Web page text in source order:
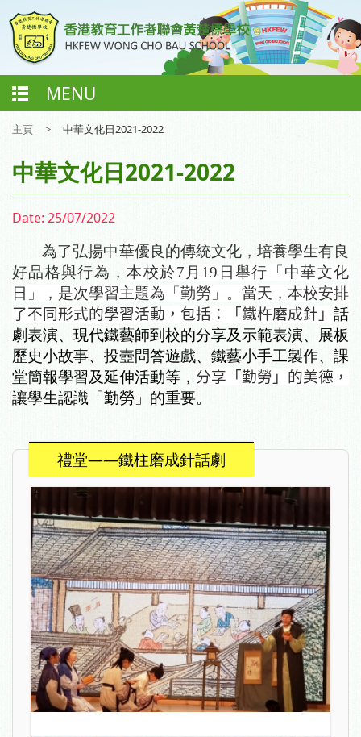
MENU
主頁 > 中華文化日2021-2022
中華文化日2021-2022
Date: 25/07/2022
為了弘揚中華優良的傳統文化， 培養學生有良
好品格與行為，本校於7 月 19 日舉行「中華文化
日」，是次學習主題為「勤勞」。當天，本校安排
了不同形式的學習活動，包括：「鐵杵磨成針」 話
劇表演、現代鐵藝師到校的分享及示範表演、展板
歷史小故事、投壺問答遊戲、鐵藝小手工製作、課
堂簡報學習及延伸活動等， 分享「勤勞」的美德，
讓學生認識「勤勞」的重要。
禮堂——鐵柱磨成針話劇